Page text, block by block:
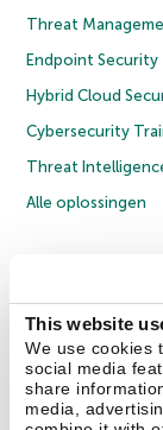
This website
We use cookies
social media
share
media,
Threat
Endpoint Security
Hybrid Cloud
Cybersecurity
Threat
Alle oplossingen
Cookies
Contact Us Over ons
Vertrouwen in